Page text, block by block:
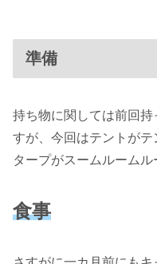
準備
持ち物に関しては前回
すが、今回はテントがテ
タープがスームルームル
食事